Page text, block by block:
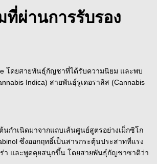
ผ่านการรับรอง
โดยสายพันธ์ุกัญชาที่ได้รับความนิยม และพบ
Indica) สายพันธุ์รูเดอราลิส (Cannabis
กำเนิดมาจากแถบเส้นศูนย์สูตรอย่างเม็กซิโก
ซึ่งออกฤทธิ์เป็นสารกระตุ้นประสาทที่แรง
ร่า และพูดคุยสนุกขึ้น โดยสายพันธุ์กัญชาซาติว่า